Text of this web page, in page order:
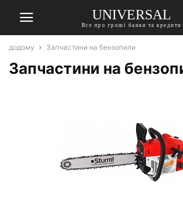
UNIVERSAL
Все про гроші банки та кредити
додому Запчастини на бензопили
Запчастини на